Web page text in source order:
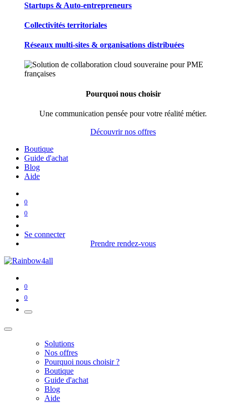
Startups & Auto-entrepreneurs
Collectivités territoriales
Réseaux multi-sites & organisations distribuées
Pourquoi nous choisir
Une communication pensée pour votre réalité métier.
Découvrir nos offres
Boutique
Guide d'achat
Blog
Aide
0
0
Se connecter
Prendre rendez-vous
0
0
Solutions
Nos offres
Pourquoi nous choisir ?
Boutique
Guide d'achat
Blog
Aide